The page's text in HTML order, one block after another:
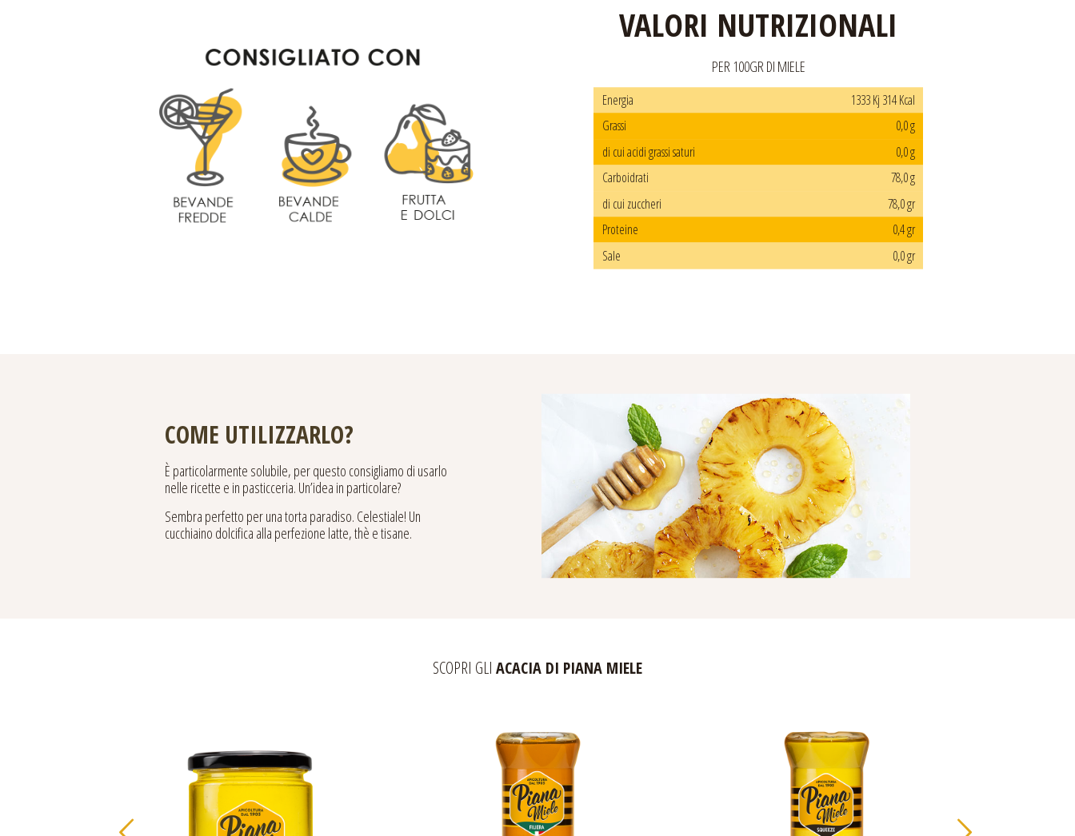
VALORI NUTRIZIONALI
PER 100GR DI MIELE
Energia
1333 Kj 314 Kcal
Grassi
0,0 g
di cui acidi grassi saturi
0,0 g
Carboidrati
78,0 g
di cui zuccheri
78,0 gr
Proteine
0,4 gr
Sale
0,0 gr
COME UTILIZZARLO?
È particolarmente solubile, per questo consigliamo di usarlo
nelle ricette e in pasticceria. Un’idea in particolare?
Sembra perfetto per una torta paradiso. Celestiale! Un
cucchiaino dolcifica alla perfezione latte, thè e tisane.
SCOPRI GLI ACACIA DI PIANA MIELE